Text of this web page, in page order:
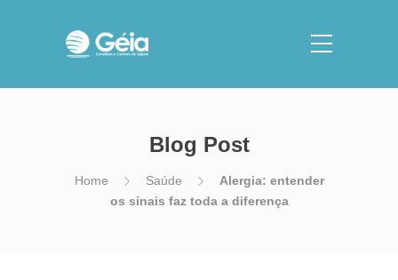
Blog Post
Home Saúde
Alergia: entender
os sinais faz toda a diferença